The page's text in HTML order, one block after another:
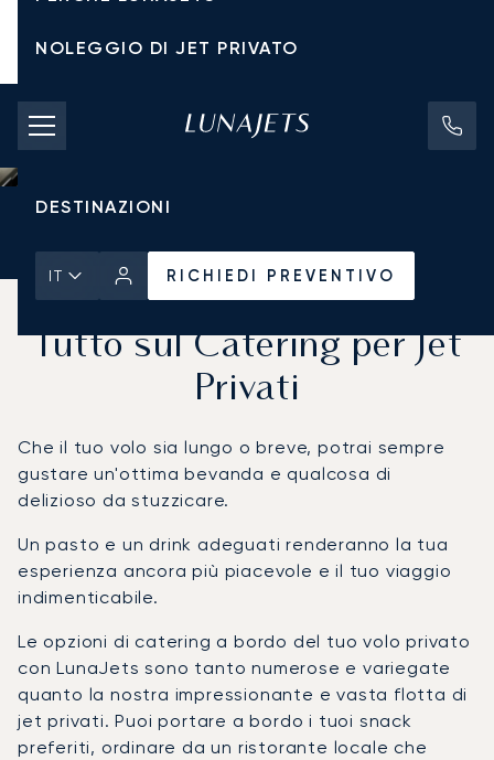
NOLEGGIO DI JET PRIVATO
TARIFFE DI NOLEGGIO
JET PRIVATI
DESTINAZIONI
IT RICHIEDI PREVENTIVO
Pasti Raffinati in Volo:
Tutto sul Catering per Jet
Privati
Che il tuo volo sia lungo o breve, potrai sempre
gustare un'ottima bevanda e qualcosa di
delizioso da stuzzicare.
Un pasto e un drink adeguati renderanno la tua
esperienza ancora più piacevole e il tuo viaggio
indimenticabile.
Le opzioni di catering a bordo del tuo volo privato
con LunaJets sono tanto numerose e variegate
quanto la nostra impressionante e vasta flotta di
jet privati. Puoi portare a bordo i tuoi snack
preferiti, ordinare da un ristorante locale che